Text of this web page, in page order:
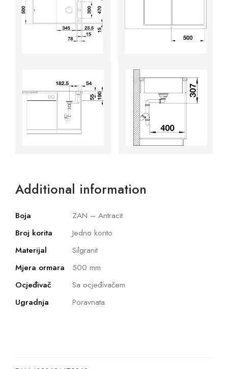
Additional information
Boja
ZAN – Antracit
Broj korita
Jedno korito
Materijal
Silgranit
Mjera ormara
500 mm
Ocjeđivač
Sa ocjeđivačem
Ugradnja
Poravnata